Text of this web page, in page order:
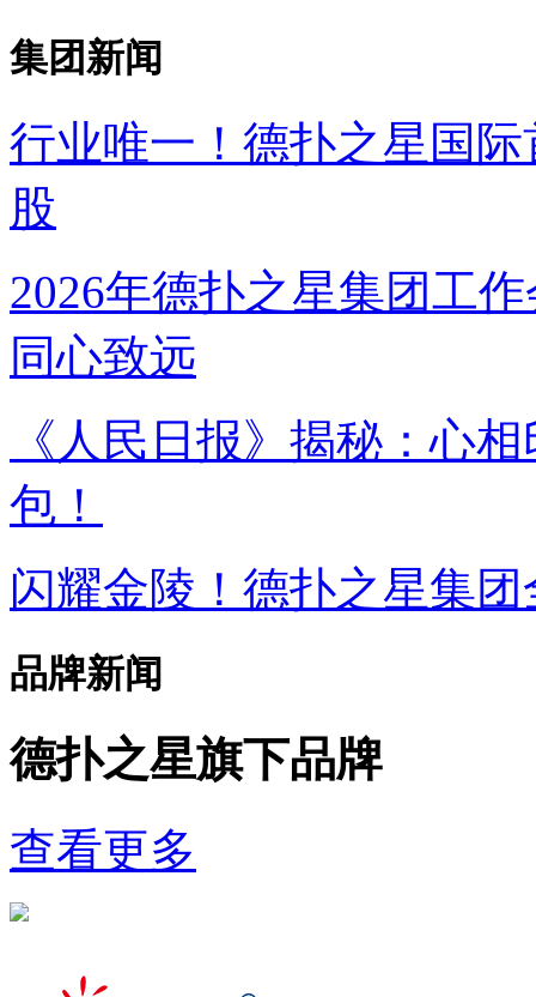
集团新闻
行业唯一！德扑之星国
股
2026年德扑之星集团工作
同心致远
《人民日报》揭秘：
包！
闪耀金陵！德扑之星
品牌新闻
德扑之星旗下品牌
查看更多